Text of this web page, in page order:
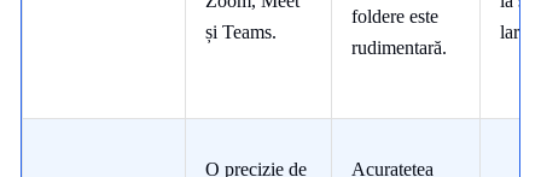
și Teams.
foldere este
rudimentară.
largă.
O precizie de
Acuratețea